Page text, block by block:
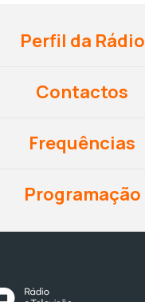
Perfil da Rádio
Contactos
Frequências
Programação